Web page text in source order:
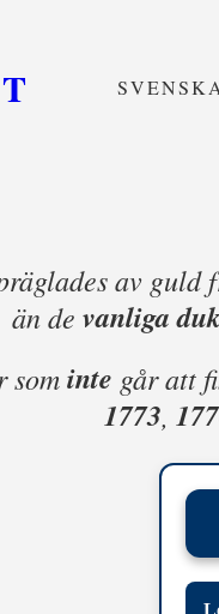
av guld
än de vanliga
sominte går att
1773,